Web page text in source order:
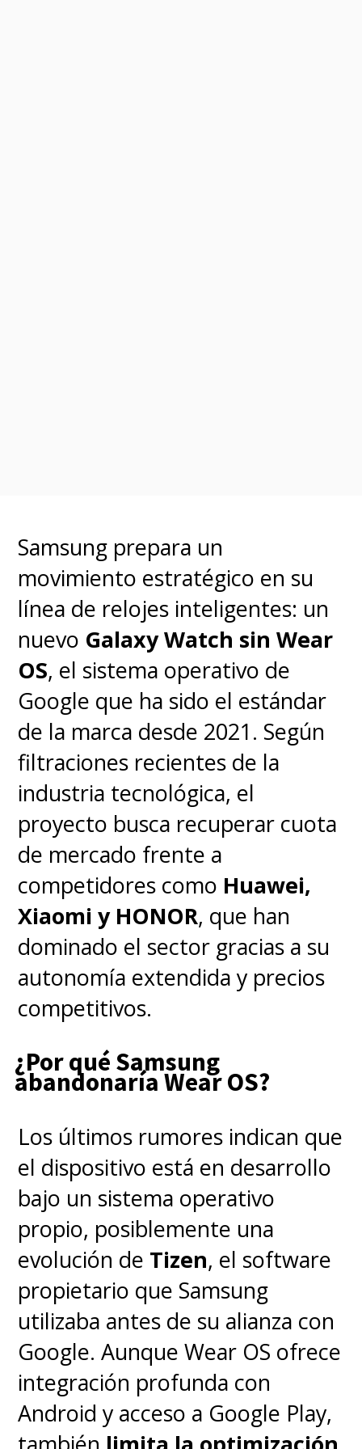
favorable a la intervención
estatal. El anuncio llega tras una
masiva consulta pública nacional
que recabó más de116.000
respuestasde expertos,
jóvenes y familias y que entregó
como resultado que9 de cada
10 padres británicosrespaldan
la prohibición absoluta bajo la
premisa de que los riesgos
psicológicos superan con creces
cualquier beneficio de
socialización. Incluso entre la
población joven existe una
aceptación mayoritaria ydos
tercios de los adolescentes
encuestados coincidieron en
que los menores de 16 años
este tipo de plataformas.
Protecciones adicionales para
adolescentes de 16 y 17 años
Más allá del veto absoluto para
menores de 16 años, la ley
contempla un paquete
extendido de protecciones para
los adolescentes de 16 y 17 años
con el fin de evitar un"borde
Samsung prepara un
movimiento estratégico en su
línea de relojes inteligentes: un
nuevo Galaxy Watch sin Wear
OS, el sistema operativo de
Google que ha sido el estándar
de la marca desde 2021. Según
filtraciones recientes de la
industria tecnológica, el
proyecto busca recuperar cuota
de mercado frente a
competidores como Huawei,
Xiaomi y HONOR, que han
dominado el sector gracias a su
autonomía extendida y precios
competitivos.
¿Por qué Samsung
abandonaría Wear OS?
Los últimos rumores indican que
el dispositivo está en desarrollo
bajo un sistema operativo
propio, posiblemente una
evolución de Tizen, el software
propietario que Samsung
utilizaba antes de su alianza con
Google. Aunque Wear OS ofrece
integración profunda con
Android y acceso a Google Play,